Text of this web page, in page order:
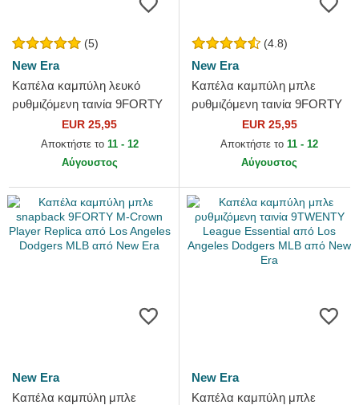
(5)
New Era
Καπέλα καμπύλη λευκό
ρυθμιζόμενη ταινία 9FORTY
League Essential από Los
Angeles Dodgers MLB από...
EUR 25,95
Αποκτήστε το 11 - 12
Αύγουστος
(4.8)
New Era
Καπέλα καμπύλη μπλε
ρυθμιζόμενη ταινία 9FORTY
Essential από Los Angeles
Dodgers MLB από New Era
EUR 25,95
Αποκτήστε το 11 - 12
Αύγουστος
New Era
Καπέλα καμπύλη μπλε
New Era
Καπέλα καμπύλη μπλε